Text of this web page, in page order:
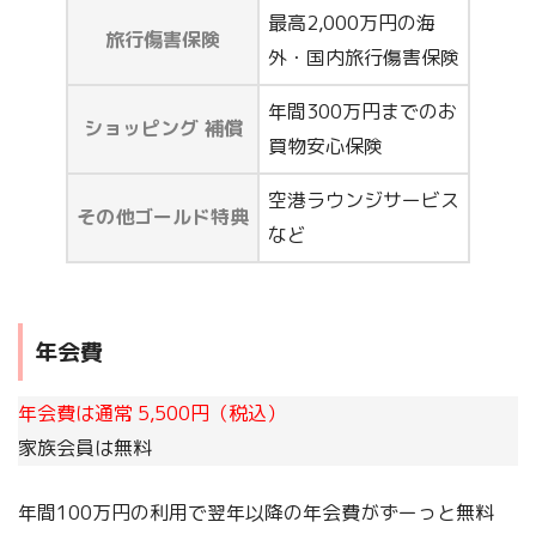
旅行傷害保険
最高2,000万円の海
外・国内旅行傷害保険
ショッピング 補償
年間300万円までのお
買物安心保険
その他ゴールド特典
空港ラウンジサービス
など
年会費
年会費は通常 5,500円（税込）
家族会員は無料
年間100万円の利用で翌年以降の年会費がずーっと無料